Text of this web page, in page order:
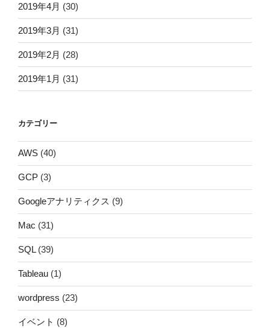
2019年4月 (30)
2019年3月 (31)
2019年2月 (28)
2019年1月 (31)
カテゴリー
AWS (40)
GCP (3)
Googleアナリティクス (9)
Mac (31)
SQL(39)
Tableau (1)
wordpress (23)
イベント (8)